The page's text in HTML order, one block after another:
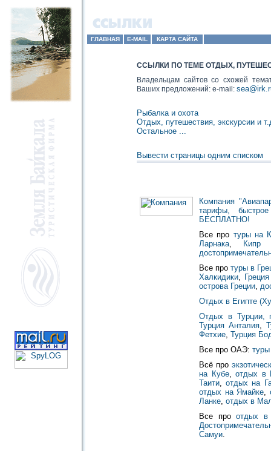
ГЛАВНАЯ E-MAIL КАРТА САЙТА
ССЫЛКИ ПО ТЕМЕ ОТДЫХ,
Владельцам сайтов со схожей
Ваших предложений: e-mail:
Рыбалка и охота
Отдых, путешествия, экскурсии и
Остальное ...
Вывести страницы одним списком
Компания
тарифы,
БЕСПЛАТНО!
Все про туры на
Ларнака,
Кипр
Все протуры в
Халкидики,
острова Греции,
Отдых в Египте
Отдых в Турции,
Турция Анталия,
Фетхие, Турция
Все про ОАЭ:
Всё про
на Кубе,отдых в
Таити,отдых на
отдых на Ямайке,
Ланке, отдых в
Все про отдых в
Самуи.